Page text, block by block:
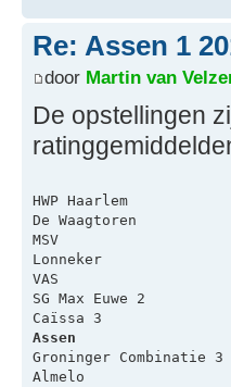
Re: Assen 1
door Martin van
De opstellingen
HWP Haarlem
De Waagtoren
MSV
Lonneker
VAS
SG Max Euwe 2
Caïssa 3
Assen
Groninger Combinatie 3
Almelo